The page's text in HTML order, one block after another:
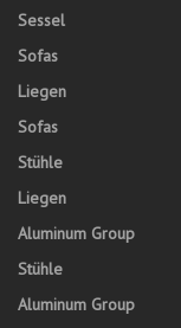
Sessel
Sofas
Liegen
Sofas
Stühle
Liegen
Aluminum Group
Stühle
Aluminum Group